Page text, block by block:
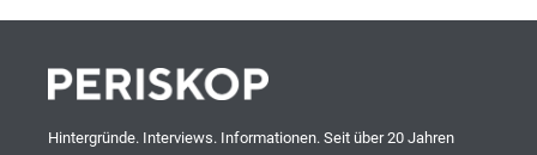
Hintergründe. Interviews. Informationen. Seit über 20 Jahren